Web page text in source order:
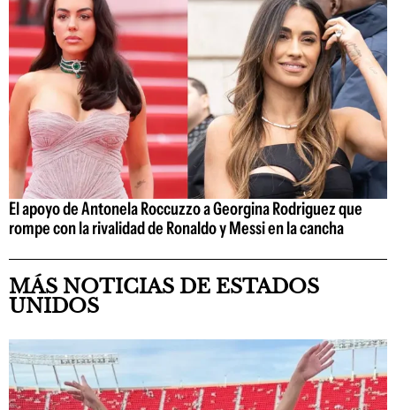
El apoyo de Antonela Roccuzzo a Georgina Rodriguez que
rompe con la rivalidad de Ronaldo y Messi en la cancha
MÁS NOTICIAS DE ESTADOS
UNIDOS